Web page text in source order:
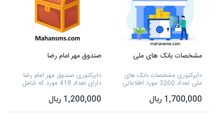
مشخصات بانک های ملی
دایرکتوری مشخصات بانک های
ملی تعداد 3260 مورد اطلاعاتی
شماره تلفن، آدرس، شماره همراه
و تفکیک برخی از استانها و... می
شود و به ص...
1,700,000 ریال
صندوق مهر امام رضا
دایرکتوری صندوق مهر امام رضا
دارای تعداد 418 مورد که شامل
تلفن، آدرس و تفکیک برخی از
شهرستان ها و... می شود و به
صورت اکسل آماده...
1,200,000 ریال